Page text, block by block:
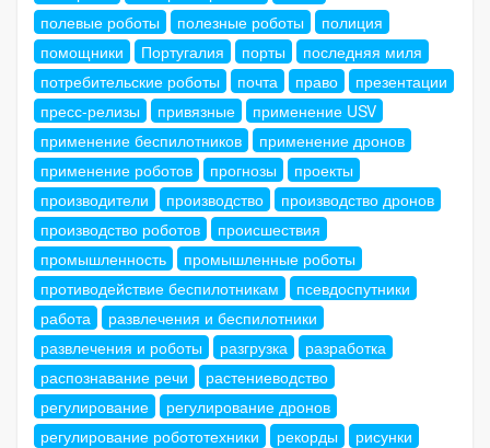
полевые роботы
полезные роботы
полиция
помощники
Португалия порты
последняя миля
потребительские роботы
почта право
презентации
пресс-релизы
привязные
применение USV
применение беспилотников
применение дронов
применение роботов
прогнозы
проекты
производители
производство
производство дронов
производство роботов
происшествия
промышленность
промышленные роботы
противодействие беспилотникам
псевдоспутники
работа
развлечения и беспилотники
развлечения и роботы
разгрузка
разработка
распознавание речи
растениеводство
регулирование
регулирование дронов
регулирование робототехники
рекорды
рисунки